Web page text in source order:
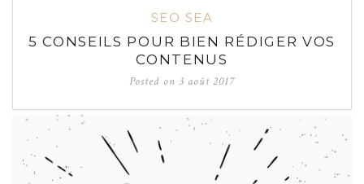
SEO SEA
5 CONSEILS POUR BIEN RÉDIGER VOS
CONTENUS
Posted on 3 août 2017